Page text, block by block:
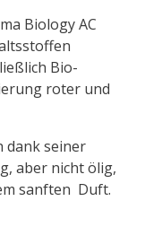
Biology AC
Bio-
roter und
dank seiner
aber nicht ölig,
sanften Duft.